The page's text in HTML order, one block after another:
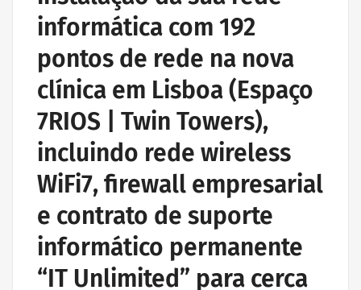
informática com 192
pontos de rede na nova
clínica em Lisboa (Espaço
7RIOS | Twin Towers),
incluindo rede wireless
WiFi7, firewall empresarial
e contrato de suporte
informático permanente
“IT Unlimited” para cerca